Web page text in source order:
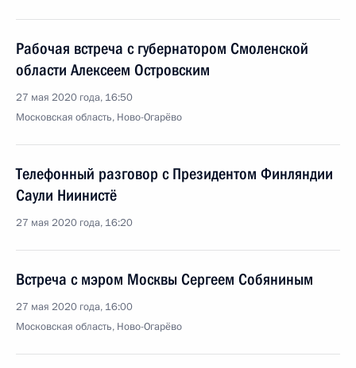
Рабочая встреча с губернатором Смоленской
области Алексеем Островским
27 мая 2020 года, 16:50
Московская область, Ново-Огарёво
Телефонный разговор с Президентом Финляндии
Саули Ниинистё
27 мая 2020 года, 16:20
Встреча с мэром Москвы Сергеем Собяниным
27 мая 2020 года, 16:00
Московская область, Ново-Огарёво